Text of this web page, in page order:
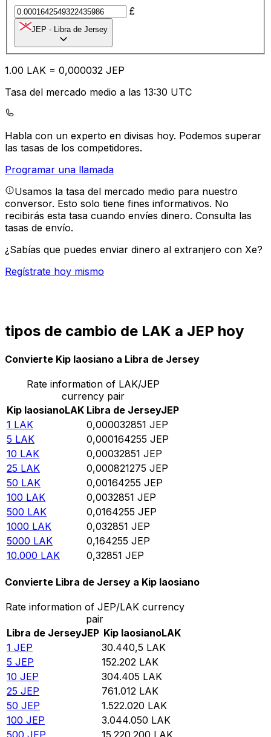
£
JEP - Libra de Jersey
1.00 LAK = 0,000032 JEP
Tasa del mercado medio a las 13:30 UTC
Habla con un experto en divisas hoy. Podemos superar
las tasas de los competidores.
Programar una llamada
Usamos la tasa del mercado medio para nuestro
conversor. Esto solo tiene fines informativos. No
recibirás esta tasa cuando envíes dinero. Consulta las
tasas de envío.
¿Sabías que puedes enviar dinero al extranjero con Xe?
Regístrate hoy mismo
tipos de cambio de LAK a JEP hoy
Convierte Kip laosiano a Libra de Jersey
Rate information of LAK/JEP
currency pair
Kip laosianoLAK Libra de JerseyJEP
1 LAK 0,000032851 JEP
5 LAK 0,000164255 JEP
10 LAK 0,00032851 JEP
25 LAK 0,000821275 JEP
50 LAK 0,00164255 JEP
100 LAK 0,0032851 JEP
500 LAK 0,0164255 JEP
1000 LAK 0,032851 JEP
5000 LAK 0,164255 JEP
10.000 LAK 0,32851 JEP
Convierte Libra de Jersey a Kip laosiano
Rate information of JEP/LAK currency
pair
Libra de JerseyJEP Kip laosianoLAK
1 JEP 30.440,5 LAK
5 JEP 152.202 LAK
10 JEP 304.405 LAK
25 JEP 761.012 LAK
50 JEP 1.522.020 LAK
100 JEP 3.044.050 LAK